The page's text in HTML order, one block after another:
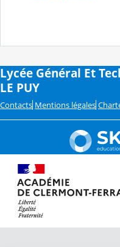
Lycée Général Et
LE PUY
Contacts Mentions légales